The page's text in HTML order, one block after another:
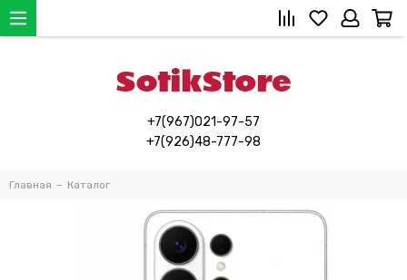
+7(967)021-97-57
+7(926)48-777-98
Главная Каталог